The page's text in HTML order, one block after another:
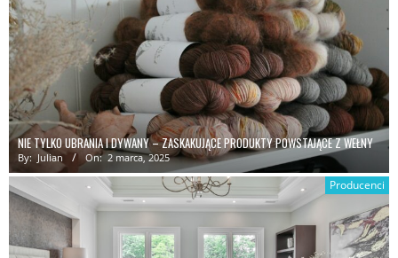
NIE TYLKO UBRANIA I DYWANY – ZASKAKUJĄCE PRODUKTY POWSTAJĄCE Z WEŁNY
By: Julian On: 2 marca, 2025
Producenci